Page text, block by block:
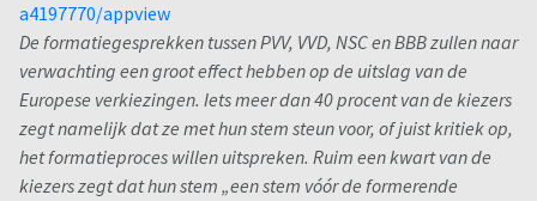
a4197770/appview
De formatiegesprekken tussen PVV, VVD, NSC en BBB zullen naar
verwachting een groot effect hebben op de uitslag van de
Europese verkiezingen. Iets meer dan 40 procent van de kiezers
zegt namelijk dat ze met hun stem steun voor, of juist kritiek op,
het formatieproces willen uitspreken. Ruim een kwart van de
kiezers zegt dat hun stem „een stem vóór de formerende